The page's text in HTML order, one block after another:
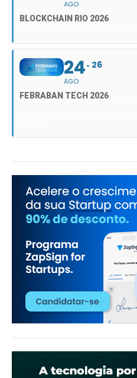
AGO
BLOCKCHAIN RIO 2026
24
AGO
26
FEBRABAN TECH 2026